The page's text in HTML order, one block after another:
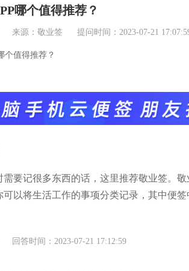
哪个值得推荐？
来源：敬业签 提问时间：2023-07-21
个值得推荐？
需要记很多东西的话，这里推荐敬业签。
可以将生活工作的事项分类记录，其中便
回答时间：2023-07-21 17:12:59